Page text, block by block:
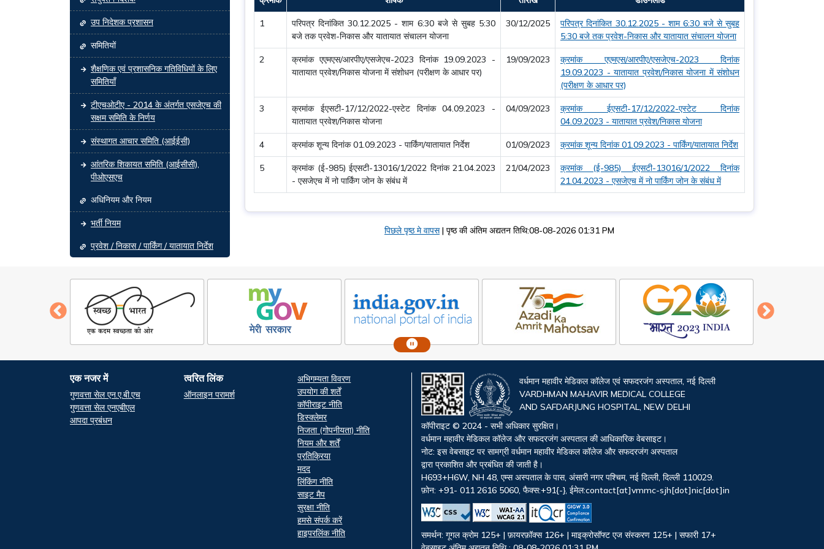
उप निदेशक प्रशासन
समितियों
शैक्षणिक एवं प्रशासनिक गतिविधियों के लिए
समितियाँ
टीएचओटीए - 2014 के अंतर्गत एसजेएच की
सक्षम समिति के निर्णय
संस्थागत आचार समिति (आईईसी)
आंतरिक शिकायत समिति (आईसीसी),
पीओएसएच
अधिनियम और नियम
भर्ती नियम
प्रवेश / निकास / पार्किंग / यातायात निर्देश
1
परिपत्र दिनांकित 30.12.2025 - शाम 6:30 बजे से सुबह 5:30
बजे तक प्रवेश-निकास और यातायात संचालन योजना
30/12/2025
परिपत्र दिनांकित 30.12.2025 - शाम 6:30 बजे से सुबह
5:30 बजे तक प्रवेश-निकास और यातायात संचालन योजना
2
क्रमांक एएमएस/आरपीए/एसजेएच-2023 दिनांक 19.09.2023 -
यातायात प्रवेश/निकास योजना में संशोधन (परीक्षण के आधार पर)
19/09/2023
क्रमांक एएमएस/आरपीए/एसजेएच-2023 दिनांक
19.09.2023 - यातायात प्रवेश/निकास योजना में संशोधन
(परीक्षण के आधार पर)
3
क्रमांक ईएसटी-17/12/2022-एस्टेट दिनांक 04.09.2023 -
यातायात प्रवेश/निकास योजना
04/09/2023
क्रमांक ईएसटी-17/12/2022-एस्टेट दिनांक
04.09.2023 - यातायात प्रवेश/निकास योजना
4 क्रमांक शून्य दिनांक 01.09.2023 - पार्किंग/यातायात निर्देश 01/09/2023 क्रमांक शून्य दिनांक 01.09.2023 - पार्किंग/यातायात निर्देश
5
क्रमांक (ई-985) ईएसटी-13016/1/2022 दिनांक 21.04.2023
- एसजेएच में नो पार्किंग जोन के संबंध में
21/04/2023
क्रमांक (ई-985) ईएसटी-13016/1/2022 दिनांक
21.04.2023 - एसजेएच में नो पार्किंग जोन के संबंध में
पिछले पृष्ठ मे वापस | पृष्ठ की अंतिम अद्यतन तिथि:08-08-2026 01:31 PM
एक नजर में
At a glance
गुणवत्ता सेल एन.ए.बी.एच
गुणवत्ता सेल एनएबीएल
आपदा प्रबंधन
त्वरित लिंक
Quick Links
ऑनलाइन परामर्श Footer
अभिगम्यता विवरण
उपयोग की शर्तें
कॉपीराइट नीति
डिस्क्लेमर
निजता (गोपनीयता) नीति
नियम और शर्तें
प्रतिक्रिया
मदद
लिंकिंग नीति
साइट मैप
सुरक्षा नीति
हमसे संपर्क करें
हाइपरलिंक नीति
वर्धमान महावीर मेडिकल कॉलेज एवं सफदरजंग अस्पताल, नई दिल्ली
VARDHMAN MAHAVIR MEDICAL COLLEGE
AND SAFDARJUNG HOSPITAL, NEW DELHI
कॉपीराइट © 2024 - सभी अधिकार सुरक्षित।
वर्धमान महावीर मेडिकल कॉलेज और सफदरजंग अस्पताल की आधिकारिक वेबसाइट।
नोट: इस वेबसाइट पर सामग्री वर्धमान महावीर मेडिकल कॉलेज और सफदरजंग अस्पताल
द्वारा प्रकाशित और प्रबंधित की जाती है।
H693+H6W, NH 48, एम्स अस्पताल के पास, अंसारी नगर पश्चिम, नई दिल्ली, दिल्ली 110029.
फ़ोन: +91- 011 2616 5060, फैक्स:+91{-}, ईमेल:contact[at]vmmc-sjh[dot]nic[dot]in
समर्थन: गूगल क्रोम 125+ | फ़ायरफ़ॉक्स 126+ | माइक्रोसॉफ्ट एज संस्करण 125+ | सफारी 17+